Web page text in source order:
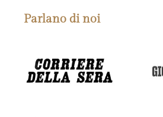
Parlano di noi